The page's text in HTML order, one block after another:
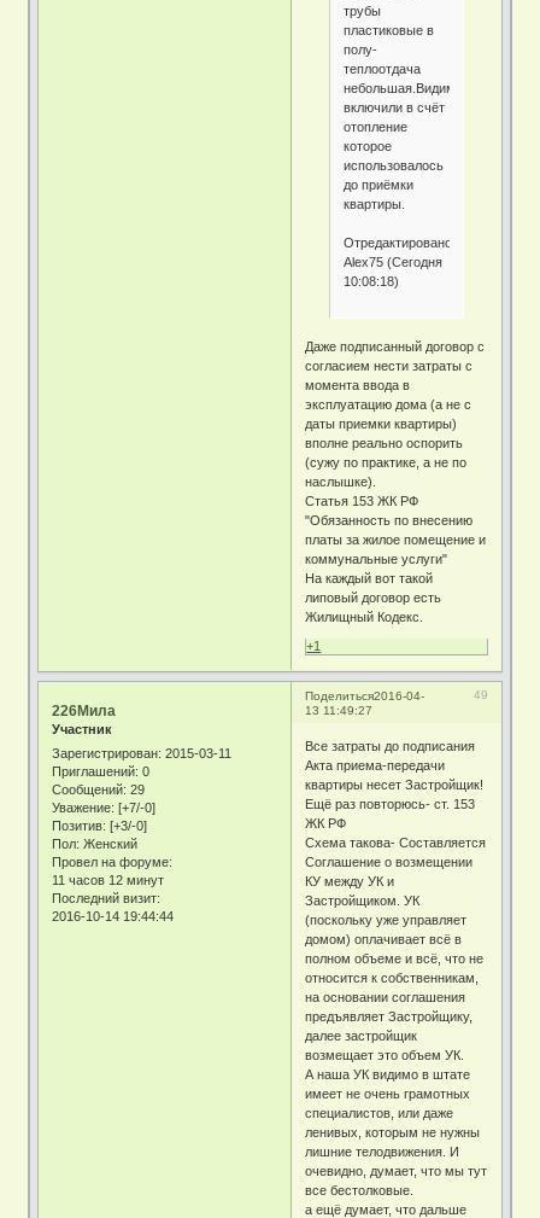
трубы
пластиковые в
полу-
теплоотдача
небольшая.Видимо
включили в счёт
отопление
которое
использовалось
до приёмки
квартиры.
Отредактировано
Alex75 (Сегодня
10:08:18)
Даже подписанный договор с
согласием нести затраты с
момента ввода в
эксплуатацию дома (а не с
даты приемки квартиры)
вполне реально оспорить
(сужу по практике, а не по
наслышке).
Статья 153 ЖК РФ
"Обязанность по внесению
платы за жилое помещение и
коммунальные услуги"
На каждый вот такой
липовый договор есть
Жилищный Кодекс.
+1
Поделиться 49
2016-04-
13 11:49:27
226Мила
Участник
Зарегистрирован: 2015-03-11
Приглашений: 0
Сообщений: 29
Уважение: [+7/-0]
Позитив: [+3/-0]
Пол: Женский
Провел на форуме:
11 часов 12 минут
Последний визит:
2016-10-14 19:44:44
Все затраты до подписания
Акта приема-передачи
квартиры несет Застройщик!
Ещё раз повторюсь- ст. 153
ЖК РФ
Схема такова- Составляется
Соглашение о возмещении
КУ между УК и
Застройщиком. УК
(поскольку уже управляет
домом) оплачивает всё в
полном объеме и всё, что не
относится к собственникам,
на основании соглашения
предъявляет Застройщику,
далее застройщик
возмещает это объем УК.
А наша УК видимо в штате
имеет не очень грамотных
специалистов, или даже
ленивых, которым не нужны
лишние телодвижения. И
очевидно, думает, что мы тут
все бестолковые.
а ещё думает, что дальше